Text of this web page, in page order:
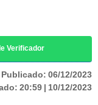
Verificador
Publicado: 06/12/2023
20:59 | 10/12/2023